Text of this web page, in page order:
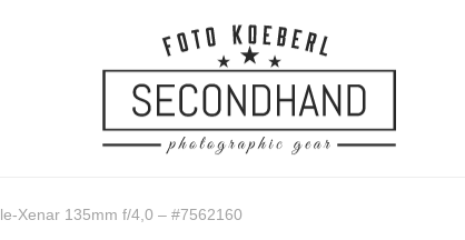
Xenar 135mm f/4,0 – #7562160